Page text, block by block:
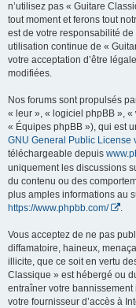
n’utilisez pas « Guitare
tout moment et ferons tout
est de votre responsabilité
utilisation continue de «
votre acceptation d’être
modifiées.
Nos forums sont propulsés
« leur », « logiciel phpBB »,
« Équipes phpBB »), qui est
GNU General Public License
téléchargeable depuis
uniquement les discussions
du contenu ou des
plus amples informations au
https://www.phpbb.com/
Vous acceptez de ne pas
diffamatoire, haineux,
illicite, que ce soit en vertu
Classique » est hébergé ou
entraîner votre
votre fournisseur d’accès à